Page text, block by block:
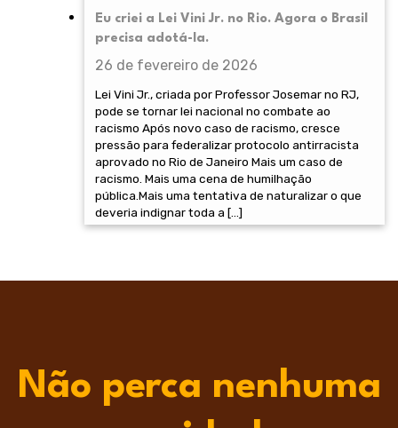
Eu criei a Lei Vini Jr. no Rio. Agora o Brasil
precisa adotá-la.
26 de fevereiro de 2026
Lei Vini Jr., criada por Professor Josemar no RJ,
pode se tornar lei nacional no combate ao
racismo Após novo caso de racismo, cresce
pressão para federalizar protocolo antirracista
aprovado no Rio de Janeiro Mais um caso de
racismo. Mais uma cena de humilhação
pública.Mais uma tentativa de naturalizar o que
deveria indignar toda a […]
Não perca nenhuma